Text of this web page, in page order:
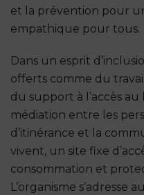
et la prévention pour
empathique pour tous.
Dans un esprit
offerts comme du
du support à l’accès
médiation entre les
d’itinérance et la
vivent, un site fixe
consommation et
L’organisme s’adresse